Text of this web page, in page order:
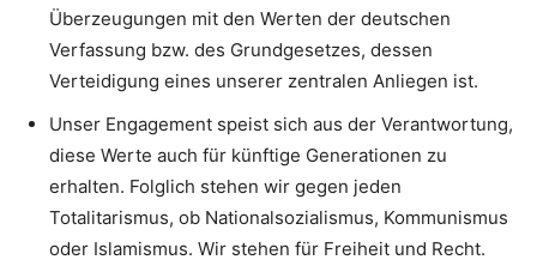
Überzeugungen mit den Werten der deutschen
Verfassung bzw. des Grundgesetzes, dessen
Verteidigung eines unserer zentralen Anliegen ist.
Unser Engagement speist sich aus der Verantwortung,
diese Werte auch für künftige Generationen zu
erhalten. Folglich stehen wir gegen jeden
Totalitarismus, ob Nationalsozialismus, Kommunismus
oder Islamismus. Wir stehen für Freiheit und Recht.